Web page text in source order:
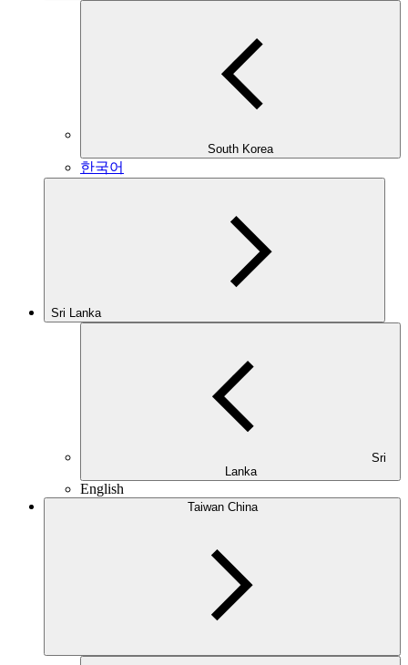
South Korea
한국어
Sri Lanka
Lanka
English
Taiwan China